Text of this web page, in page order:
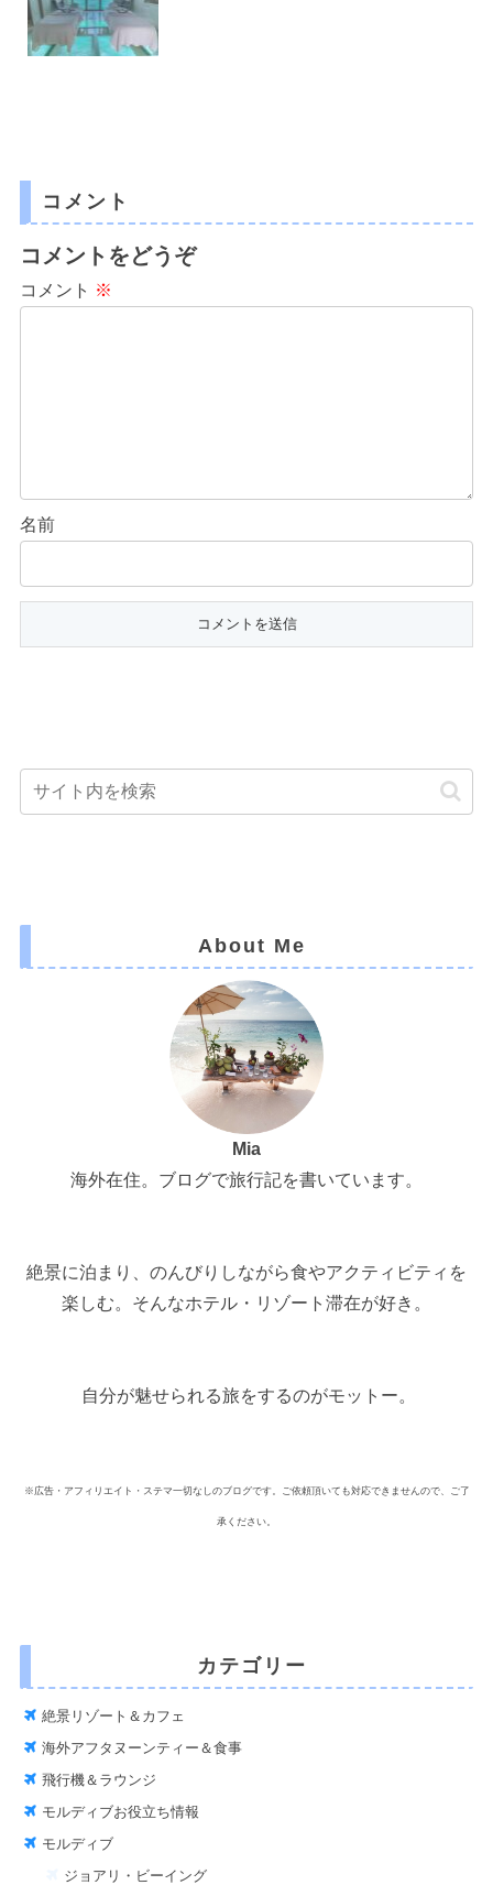
コメント
コメントをどうぞ
コメント ※
名前
About Me
Mia
海外在住。ブログで旅行記を書いています。
絶景に泊まり、のんびりしながら食やアクティビティを
楽しむ。そんなホテル・リゾート滞在が好き。
自分が魅せられる旅をするのがモットー。
※広告・アフィリエイト・ステマ一切なしのブログです。ご依頼頂いても対応できませんので、ご了
承ください。
カテゴリー
絶景リゾート＆カフェ
海外アフタヌーンティー＆食事
飛行機＆ラウンジ
モルディブお役立ち情報
モルディブ
ジョアリ・ビーイング